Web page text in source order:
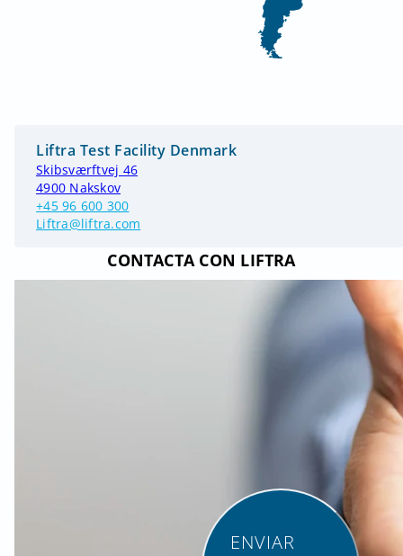
Liftra Test Facility Denmark
Skibsværftvej 46
4900 Nakskov
+45 96 600 300
Liftra@liftra.com
CONTACTA CON LIFTRA
ENVIAR